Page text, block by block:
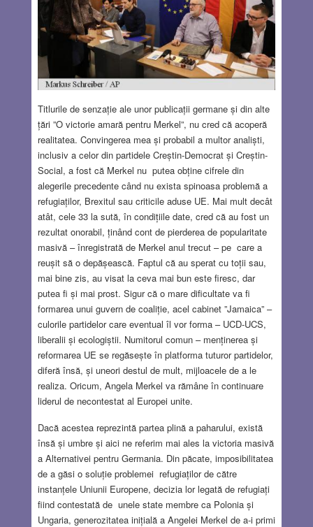
Titlurile de senzație ale unor publicații germane și din alte
țări ”O victorie amară pentru Merkel”, nu cred că acoperă
realitatea. Convingerea mea și probabil a multor analiști,
inclusiv a celor din partidele Creștin-Democrat și Creștin-
Social, a fost că Merkel nu putea obține cifrele din
alegerile precedente când nu exista spinoasa problemă a
refugiaților, Brexitul sau criticile aduse UE. Mai mult decât
atât, cele 33 la sută, în condițiile date, cred că au fost un
rezultat onorabil, ținând cont de pierderea de popularitate
masivă – înregistrată de Merkel anul trecut – pe care a
reușit să o depășească. Faptul că au sperat cu toții sau,
mai bine zis, au visat la ceva mai bun este firesc, dar
putea fi și mai prost. Sigur că o mare dificultate va fi
formarea unui guvern de coaliție, acel cabinet ”Jamaica” –
culorile partidelor care eventual îl vor forma – UCD-UCS,
liberalii și ecologiștii. Numitorul comun – menținerea și
reformarea UE se regăsește în platforma tuturor partidelor,
diferă însă, și uneori destul de mult, mijloacele de a le
realiza. Oricum, Angela Merkel va rămâne în continuare
liderul de necontestat al Europei unite.
Dacă acestea reprezintă partea plină a paharului, există
însă și umbre și aici ne referim mai ales la victoria masivă
a Alternativei pentru Germania. Din păcate, imposibilitatea
de a găsi o soluție problemei refugiaților de către
instanțele Uniunii Europene, decizia lor legată de refugiați
fiind contestată de unele state membre ca Polonia și
Ungaria, generozitatea inițială a Angelei Merkel de a-i primi